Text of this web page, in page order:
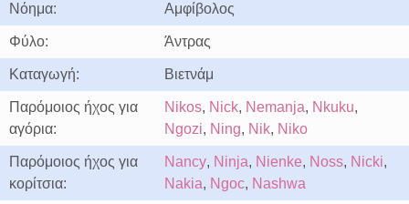
Νόημα: Αμφίβολος
Φύλο: Άντρας
Καταγωγή: Βιετνάμ
Παρόμοιος ήχος για
αγόρια:
Nikos, Nick, Nemanja, Nkuku,
Ngozi, Ning, Nik, Niko
Παρόμοιος ήχος για
κορίτσια:
Nancy, Ninja, Nienke, Noss, Nicki,
Nakia, Ngoc, Nashwa